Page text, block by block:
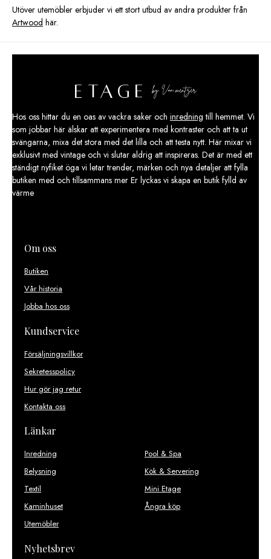
Utöver utemöbler erbjuder vi ett stort utbud av andra produkter från
Artwood här.
Hos oss hittar du en oas av vackra saker och inredning till hemmet. Vi
som jobbar här älskar att experimentera med kontraster och att ta ut
svängarna, mixa det stora med det lilla och att testa nytt. Här mixar vi
exklusivt med vintage och vi slutar aldrig att inspireras. Det är med ett
ständigt nyfiket öga vi letar trender, märken och nya detaljer att fylla
butiken med och tillsammans mer Er lyckas vi skapa en butik fylld av
värme
Om oss
Butiken
Vår historia
Jobba hos oss
Kundservice
Försäljningsvillkor
Sekretesspolicy
Hur gör jag retur
Kontakta oss
Länkar
Inredning
Belysning
Textil
Kaminhuset
Utemöbler
Pool & Spa
Kök & Servering
Mini Etage
Ångra köp
Nyhetsbrev